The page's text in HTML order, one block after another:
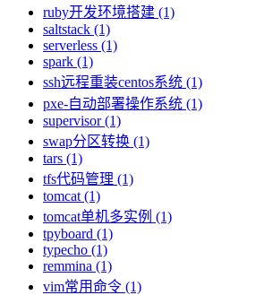
ruby开发环境搭建 (1)
saltstack (1)
serverless (1)
spark (1)
ssh远程重装centos系统 (1)
pxe-自动部署操作系统 (1)
supervisor (1)
swap分区转换 (1)
tars (1)
tfs代码管理 (1)
tomcat (1)
tomcat单机多实例 (1)
tpyboard (1)
typecho (1)
remmina (1)
vim常用命令 (1)